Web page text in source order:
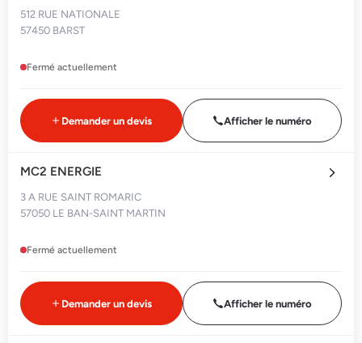
512 RUE NATIONALE
57450 BARST
Fermé actuellement
Demander un devis Afficher le numéro
MC2 ENERGIE
3 A RUE SAINT ROMARIC
57050 LE BAN-SAINT MARTIN
Fermé actuellement
Demander un devis Afficher le numéro